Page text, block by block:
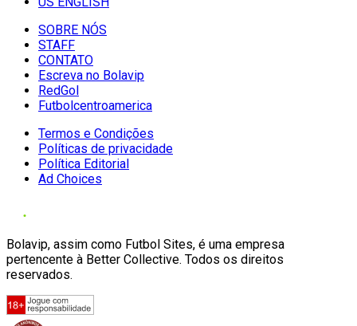
SOBRE NÓS
STAFF
CONTATO
Escreva no Bolavip
RedGol
Futbolcentroamerica
Termos e Condições
Políticas de privacidade
Política Editorial
Ad Choices
Bolavip, assim como Futbol Sites, é uma empresa
pertencente à Better Collective. Todos os direitos
reservados.